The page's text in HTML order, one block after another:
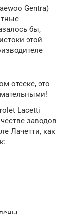
Gentra)
бы,
этой
отсеке, это
Lacetti
заводов
Лачетти, как